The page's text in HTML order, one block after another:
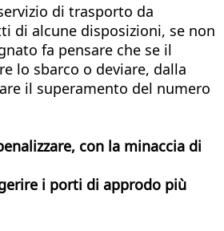
di trasporto da
di alcune disposizioni, se non
fa pensare che se il
lo sbarco o deviare, dalla
il superamento del numero
con la minaccia di
i porti di approdo più